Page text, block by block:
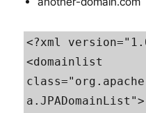
<?xml
<domainlist
a.JPADomainList">